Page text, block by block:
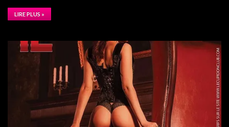
LIRE PLUS »